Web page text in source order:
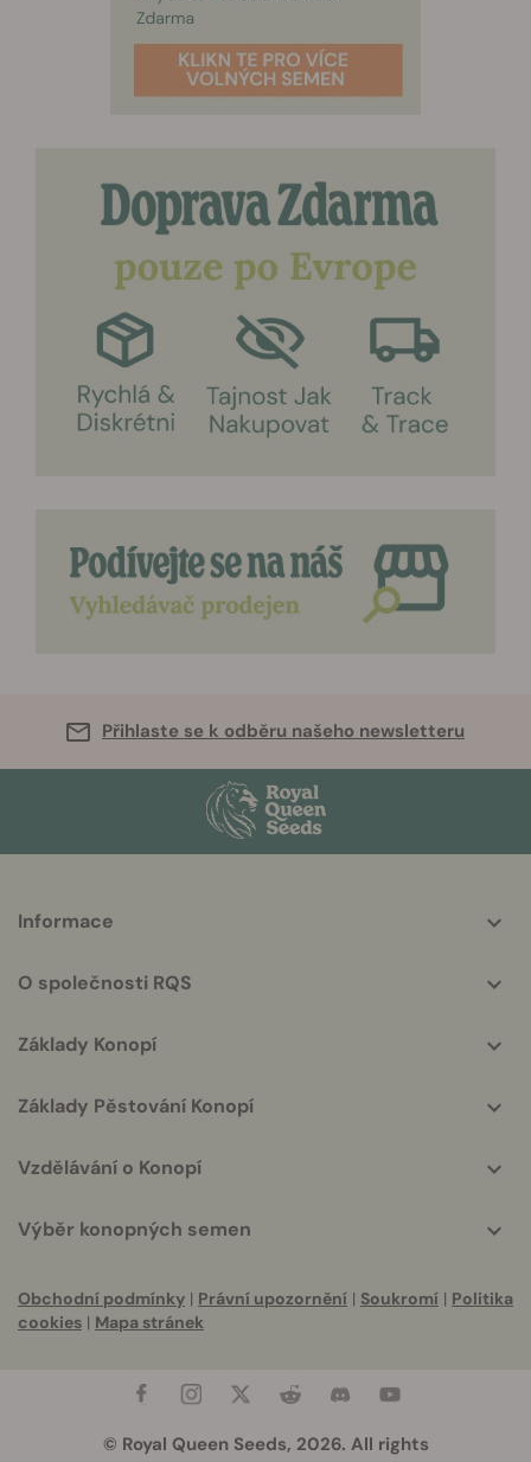
Přihlaste se k odběru našeho newsletteru
helpful
Informace
O společnosti RQS
Základy Konopí
Základy Pěstování Konopí
Vzdělávání o Konopí
Výběr konopných semen
Obchodní podmínky | Právní upozornění | Soukromí | Politika
cookies | Mapa stránek
© Royal Queen Seeds, 2026. All rights